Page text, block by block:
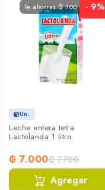
Te ahorras ₲ 700 - 9%
Un.
Leche entera tetra
Lactolanda 1 litro
₲ 7.000₲ 7.700
Agregar